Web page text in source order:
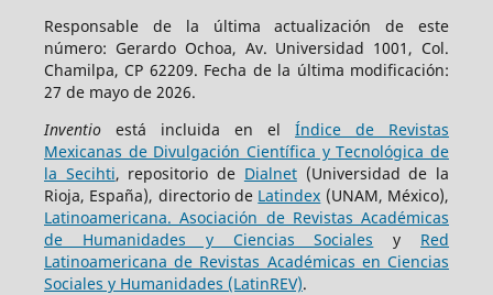
Responsable de la última actualización de este
número: Gerardo Ochoa, Av. Universidad 1001, Col.
Chamilpa, CP 62209. Fecha de la última modificación:
27 de mayo de 2026.
Inventioestá incluida en elÍndice de Revistas
Mexicanas de Divulgación Científica y Tecnológica de
la Secihti, repositorio de Dialnet(Universidad de la
Rioja, España), directorio de Latindex (UNAM, México),
Latinoamericana. Asociación de Revistas Académicas
de Humanidades y Ciencias Sociales y Red
Latinoamericana de Revistas Académicas en Ciencias
Sociales y Humanidades (LatinREV).